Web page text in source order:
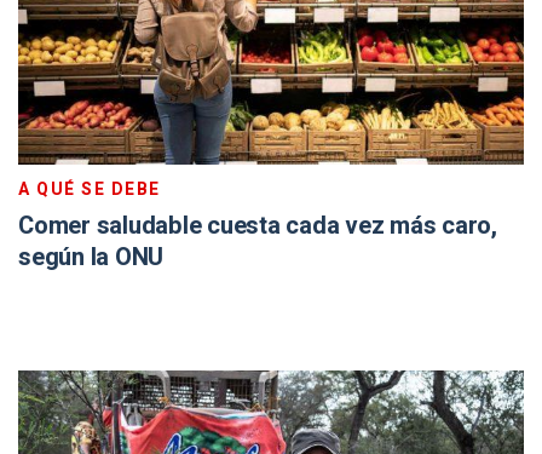
A QUÉ SE DEBE
Comer saludable cuesta cada vez más caro,
según la ONU